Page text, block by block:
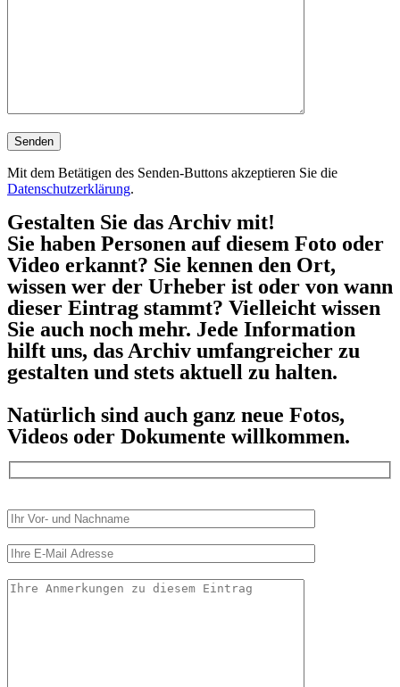
Mit dem Betätigen des Senden-Buttons akzeptieren Sie die
Datenschutzerklärung.
Gestalten Sie das Archiv mit!
Sie haben Personen auf diesem Foto oder
Video erkannt? Sie kennen den Ort,
wissen wer der Urheber ist oder von wann
dieser Eintrag stammt? Vielleicht wissen
Sie auch noch mehr. Jede Information
hilft uns, das Archiv umfangreicher zu
gestalten und stets aktuell zu halten.
Natürlich sind auch ganz neue Fotos,
Videos oder Dokumente willkommen.